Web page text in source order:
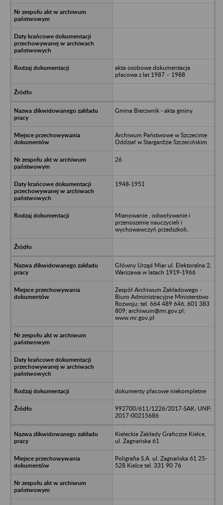
akta osobowe dokumentacja
płacowa z lat 1987 – 1988
Gmina Bierzwnik - akta gminy
Archiwum Państwowe w Szczecinie
Oddział w Stargardzie Szczecińskim
26
1948-1951
Mianowanie , odwoływanie i
przenoszenie nauczycieli i
wychowawczyń przedszkoli..
Główny Urząd Miar ul. Elektoralna 2,
Warszawa w latach 1919-1966
Zespół Archiwum Zakładowego -
Biuro Administracyjne Ministerstwo
Rozwoju; tel. 664 489 646, 601 383
809; archiwum@mr.gov.pl;
www.mr.gov.pl
dokumenty płacowe niekompletne
992700/611/1226/2017-SAK; UNP:
2017-00215686
Kieleckie Zakłady Graficzne Kielce,
ul. Zagnańska 61
Poligrafia S.A. ul. Zagnańska 61 25-
528 Kielce tel. 331 90 76